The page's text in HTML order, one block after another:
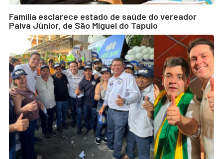
Família esclarece estado de saúde do vereador
Paiva Júnior, de São Miguel do Tapuio